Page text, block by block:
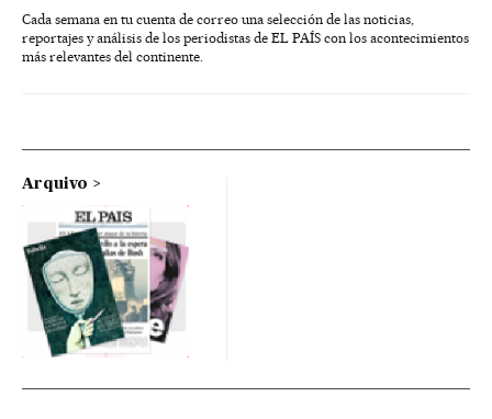
Cada semana en tu cuenta de correo una selección de las noticias,
reportajes y análisis de los periodistas de EL PAÍS con los acontecimientos
más relevantes del continente.
Arquivo